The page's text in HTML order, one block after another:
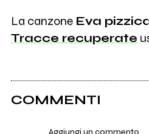
La canzone Eva
Tracce recuperate
COMMENTI
Aggiungi un commento